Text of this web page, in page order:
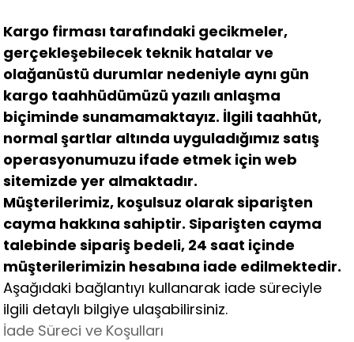
Kargo firması tarafındaki gecikmeler,
gerçekleşebilecek teknik hatalar ve
olağanüstü durumlar nedeniyle aynı gün
kargo taahhüdümüzü yazılı anlaşma
biçiminde sunamamaktayız. İlgili taahhüt,
normal şartlar altında uyguladığımız satış
operasyonumuzu ifade etmek için web
sitemizde yer almaktadır.
Müşterilerimiz, koşulsuz olarak siparişten
cayma hakkına sahiptir. Siparişten cayma
talebinde sipariş bedeli, 24 saat içinde
müşterilerimizin hesabına iade edilmektedir.
Aşağıdaki bağlantıyı kullanarak iade süreciyle
ilgili detaylı bilgiye ulaşabilirsiniz.
İade Süreci ve Koşulları